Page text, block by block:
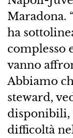
Maradona.
ha
complesso
vanno
Abbiamo
steward,
disponibili,
difficoltà